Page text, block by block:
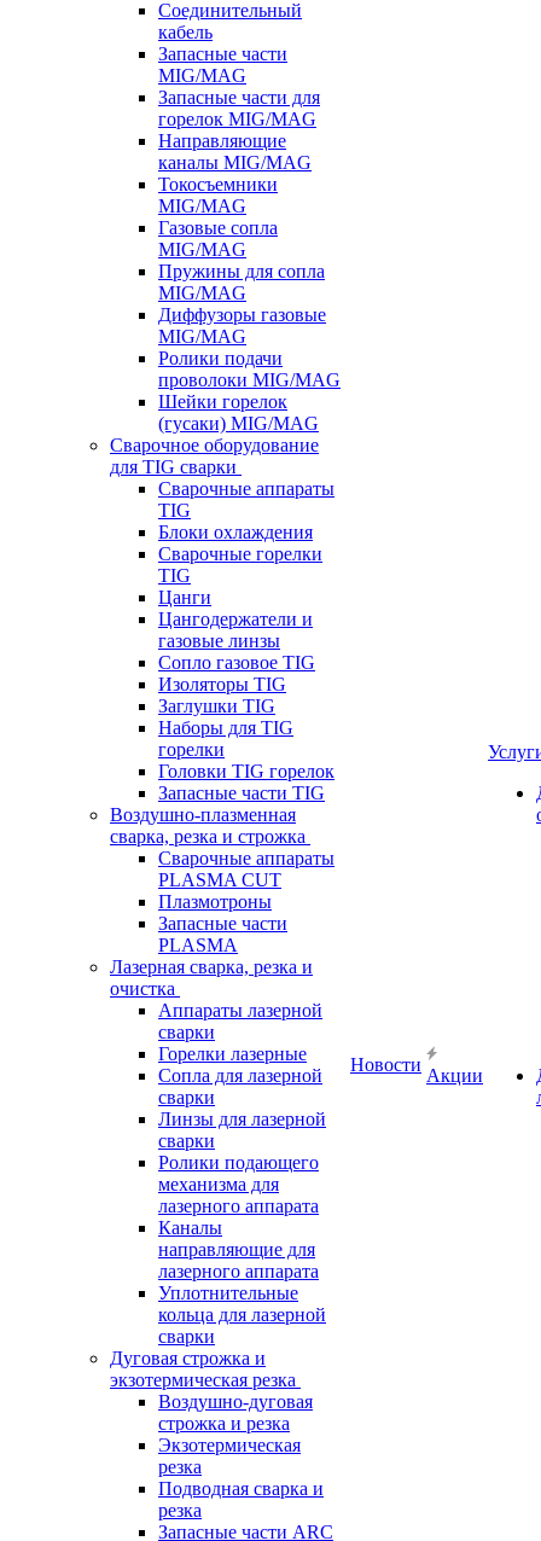
Соединительный
кабель
Запасные части
MIG/MAG
Запасные части для
горелок MIG/MAG
Направляющие
каналы MIG/MAG
Токосъемники
MIG/MAG
Газовые сопла
MIG/MAG
Пружины для сопла
MIG/MAG
Диффузоры газовые
MIG/MAG
Ролики подачи
проволоки MIG/MAG
Шейки горелок
(гусаки) MIG/MAG
Сварочное оборудование
для TIG сварки
Сварочные аппараты
TIG
Блоки охлаждения
Сварочные горелки
TIG
Цанги
Цангодержатели и
газовые линзы
Сопло газовое TIG
Изоляторы TIG
Заглушки TIG
Наборы для TIG
горелки
Головки TIG горелок
Запасные части TIG
Воздушно-плазменная
сварка, резка и строжка
Сварочные аппараты
PLASMA CUT
Плазмотроны
Запасные части
PLASMA
Лазерная сварка, резка и
очистка
Аппараты лазерной
сварки
Горелки лазерные
Сопла для лазерной
сварки
Линзы для лазерной
сварки
Ролики подающего
механизма для
лазерного аппарата
Каналы
направляющие для
лазерного аппарата
Уплотнительные
кольца для лазерной
сварки
Дуговая строжка и
экзотермическая резка
Воздушно-дуговая
строжка и резка
Экзотермическая
резка
Подводная сварка и
резка
Запасные части ARC
Новости
Акции